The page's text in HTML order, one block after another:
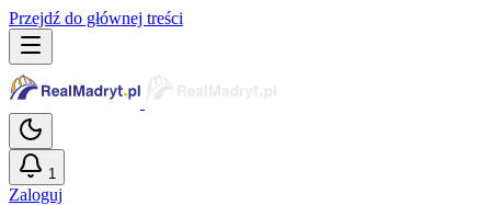
Przejdź do głównej treści
1
Zaloguj